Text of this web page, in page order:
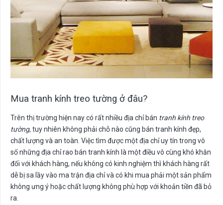
Mua tranh kính treo tường ở đâu?
Trên thị trường hiện nay có rất nhiều địa chỉ bán tranh kính treo
tường, tuy nhiên không phải chỗ nào cũng bán tranh kính đẹp,
chất lượng và an toàn. Việc tìm được một địa chỉ uy tín trong vô
số những địa chỉ rao bán tranh kính là một điều vô cùng khó khăn
đối với khách hàng, nếu không có kinh nghiệm thì khách hàng rất
dễ bị sa lầy vào ma trận địa chỉ và có khi mua phải một sản phẩm
không ưng ý hoặc chất lượng không phù hợp với khoản tiền đã bỏ
ra.